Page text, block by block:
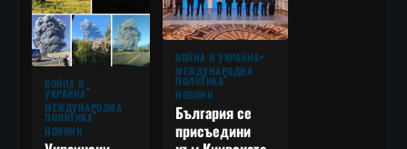
ВОЙНА В
УКРАЙНА
МЕЖДУНАРОДНА
ПОЛИТИКА
НОВИНИ
ВОЙНА В УКРАЙНА
МЕЖДУНАРОДНА
ПОЛИТИКА
НОВИНИ
България се
присъедини